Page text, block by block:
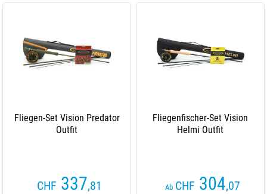
Fliegen-Set Vision Predator
Outfit
CHF 337,81
Fliegenfischer-Set Vision
Helmi Outfit
Ab CHF 304,07